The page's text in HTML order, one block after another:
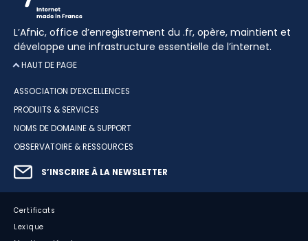
L’Afnic, office d’enregistrement du .fr, opère, maintient et
développe une infrastructure essentielle de l’internet.
HAUT DE PAGE
ASSOCIATION D’EXCELLENCES
PRODUITS & SERVICES
NOMS DE DOMAINE & SUPPORT
OBSERVATOIRE & RESSOURCES
S’INSCRIRE À LA NEWSLETTER
Certificats
Lexique